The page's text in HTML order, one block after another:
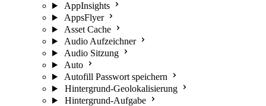
AppInsights
AppsFlyer
Asset Cache
Audio Aufzeichner
Audio Sitzung
Auto
Autofill Passwort speichern
Hintergrund-Geolokalisierung
Hintergrund-Aufgabe